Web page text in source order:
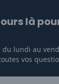
là
lundi au
vos